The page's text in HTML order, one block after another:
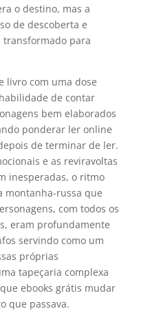
o destino, mas a
de descoberta e
transformado para
livro com uma dose
de contar
bem elaborados
ponderar ler online
de terminar de ler.
e as reviravoltas
inesperadas, o ritmo
montanha-russa que
com todos os
eram profundamente
servindo como um
próprias
tapeçaria complexa
ebooks grátis mudar
que passava.